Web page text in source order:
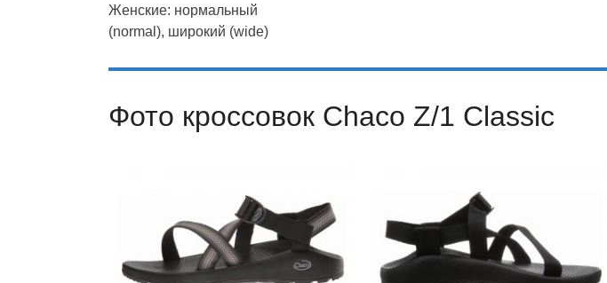
Женские: нормальный
(normal), широкий (wide)
Фото кроссовок Chaco Z/1 Classic